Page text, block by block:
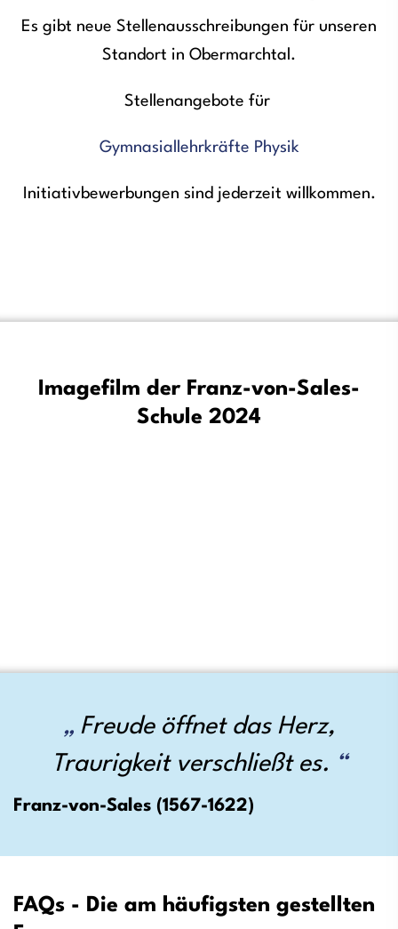
Es gibt neue Stellenausschreibungen für unseren
Standort in Obermarchtal.
Stellenangebote für
Gymnasiallehrkräfte Physik
Initiativbewerbungen sind jederzeit willkommen.
Imagefilm der Franz-von-Sales-
Schule 2024
Freude öffnet das Herz,
Traurigkeit verschließt es.
Franz-von-Sales (1567-1622)
FAQs - Die am häufigsten gestellten